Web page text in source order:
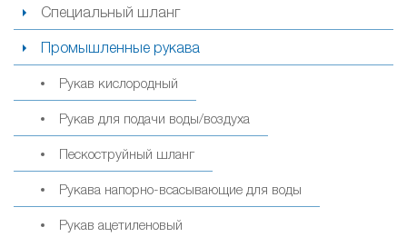
Специальный шланг
Промышленные рукава
Рукав кислородный
Рукав для подачи воды/воздуха
Пескоструйный шланг
Рукава напорно-всасывающие для воды
Рукав ацетиленовый